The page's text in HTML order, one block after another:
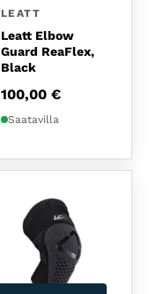
LEATT
Leatt Elbow
Guard ReaFlex,
Black
100,00 €
Saatavilla